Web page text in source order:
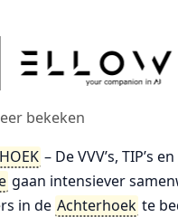
bekeken
– De VVV’s, TIP’s en
gaan intensiever
in de Achterhoek te